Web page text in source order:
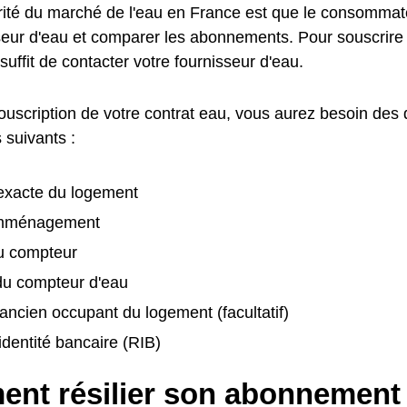
du marché de l'eau en France est que le
d'eau et comparer les abonnements. Pour
de contacter votre fournisseur d'eau.
de votre contrat eau, vous aurez besoin des
suivants :
du logement
compteur
compteur d'eau
occupant du logement (facultatif)
bancaire (RIB)
résilier son abonnement